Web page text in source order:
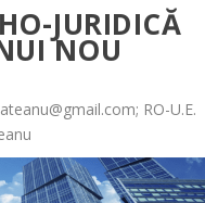
JURIDICĂ
NOU
; RO-U.E.